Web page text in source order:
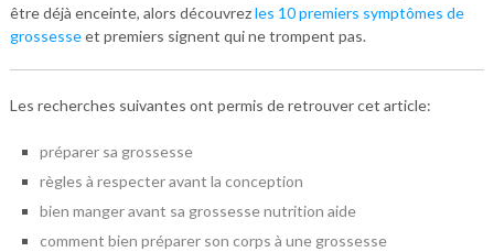
être déjà enceinte, alors découvrezles 10 premiers symptômes de
grossesseet premiers signent qui ne trompent pas.
Les recherches suivantes ont permis de retrouver cet article:
préparer sa grossesse
règles à respecter avant la conception
bien manger avant sa grossesse nutrition aide
comment bien préparer son corps à une grossesse